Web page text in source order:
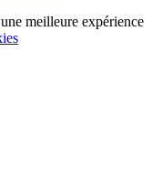
meilleure expérience